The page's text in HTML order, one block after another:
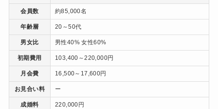
会員数 約85,000名
年齢層 20～50代
男女比 男性40% 女性60%
初期費用 103,400～220,000円
月会費 16,500～17,600円
お見合い料 ー
成婚料 220,000円